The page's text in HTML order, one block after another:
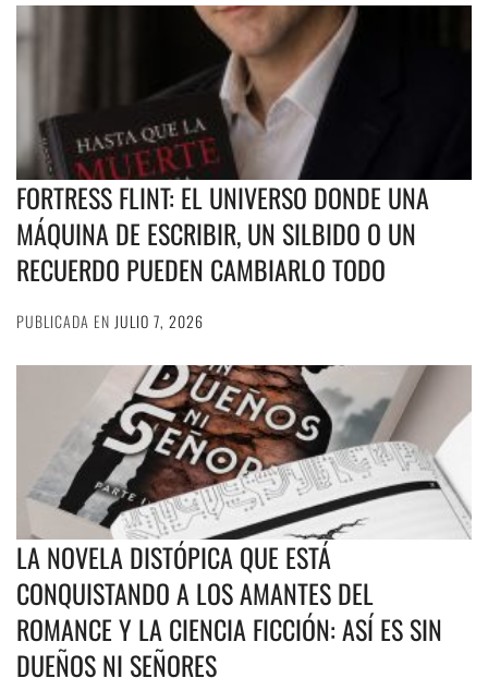
FORTRESS FLINT: EL UNIVERSO DONDE UNA
MÁQUINA DE ESCRIBIR, UN SILBIDO O UN
RECUERDO PUEDEN CAMBIARLO TODO
PUBLICADA EN JULIO 7, 2026
LA NOVELA DISTÓPICA QUE ESTÁ
CONQUISTANDO A LOS AMANTES DEL
ROMANCE Y LA CIENCIA FICCIÓN: ASÍ ES SIN
DUEÑOS NI SEÑORES